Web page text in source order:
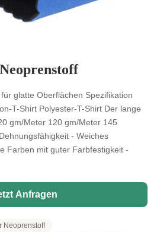
glatte Oberflächen Spezifikation
T-Shirt Polyester-T-Shirt Der lange
gm/Meter 120 gm/Meter 145
- Weiches
Farben mit guter Farbfestigkeit -
Anfragen
Neoprenstoff